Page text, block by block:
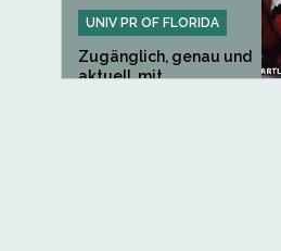
UNIV PR OF FLORIDA
Zugänglich, genau und
aktuell, mit